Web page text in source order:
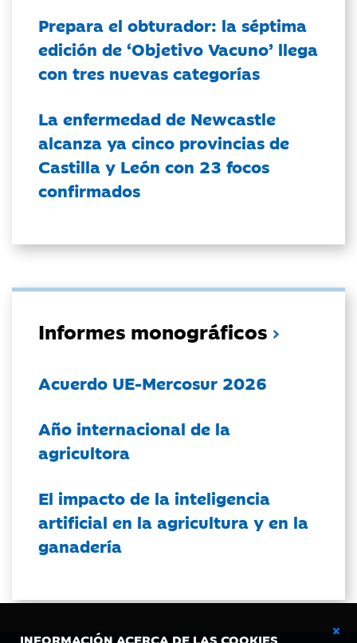
INFORMACIÓN ACERCA DE LAS COOKIES
Prepara el obturador: la séptima
edición de ‘Objetivo Vacuno’ llega
con tres nuevas categorías
La enfermedad de Newcastle
alcanza ya cinco provincias de
Castilla y León con 23 focos
confirmados
Informes monográficos
Acuerdo UE-Mercosur 2026
Año internacional de la
agricultora
El impacto de la inteligencia
artificial en la agricultura y en la
ganadería